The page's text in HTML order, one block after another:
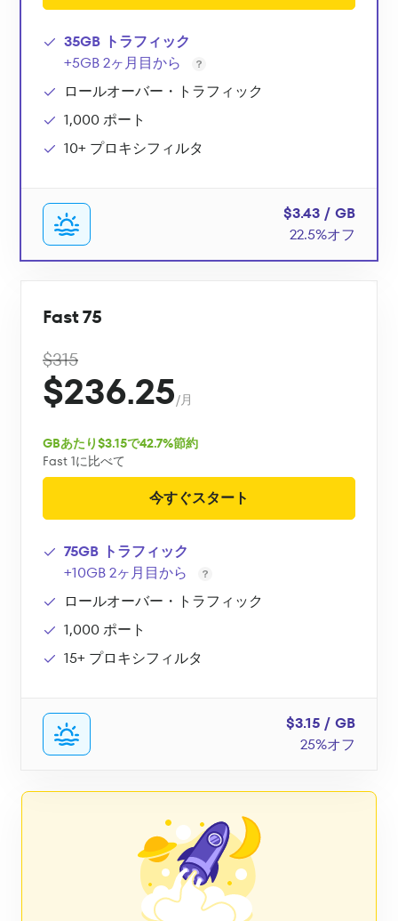
35GB トラフィック
+5GB 2ヶ月目から
ロールオーバー・トラフィック
1,000 ポート
10+ プロキシフィルタ
$3.43 / GB
22.5%オフ
Fast 75
$315
$236.25/月
GBあたり$3.15で42.7%節約
Fast 1に比べて
今すぐスタート
75GB トラフィック
+10GB 2ヶ月目から
ロールオーバー・トラフィック
1,000 ポート
15+ プロキシフィルタ
$3.15 / GB
25%オフ